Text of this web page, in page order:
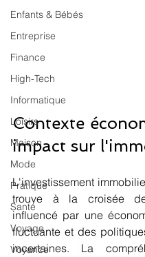
Enfants & Bébés
Entreprise
Finance
High-Tech
Informatique
Loisirs
Maison
Mode
Pratique
Santé
Voyage
Voyance
Contexte
impact sur
L'investissement
trouve à la croisée
influencé par une
fluctuante et des
incertaines. La